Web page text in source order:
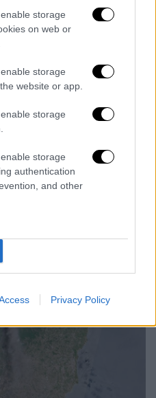
storage
on web or
storage
website or app.
storage
storage
authentication
and other
Privacy Policy
μεσημέρι της
Επιλέχθηκε το
παράμετρο των
εκρήξεις,
από τους
για την έκταση
του ηφαιστειακού
το από τις
όπως η